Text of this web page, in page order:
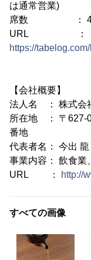
は通常営業)
席数 ：
URL ：
https://
【会社概要】
法人名 ： 株式会
所在地 ： 〒
番地
代表者名： 今出 龍
事業内容： 飲食業
URL ：
http://
すべての画像